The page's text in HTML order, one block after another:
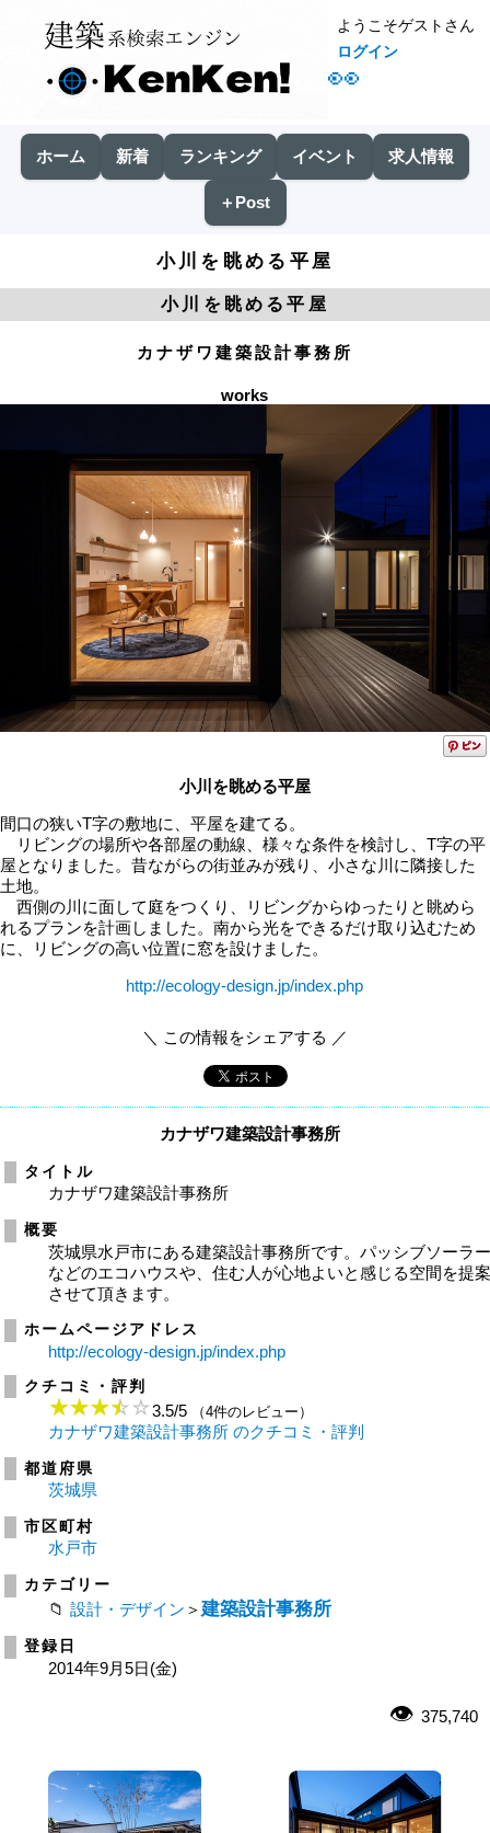
👀
ようこそゲストさん
ログイン
ホーム 新着 ランキング イベント 求人情報
＋Post
小川を眺める平屋
小川を眺める平屋
カナザワ建築設計事務所
works
小川を眺める平屋
間口の狭いT字の敷地に、平屋を建てる。
リビングの場所や各部屋の動線、様々な条件を検討し、T字の平
屋となりました。昔ながらの街並みが残り、小さな川に隣接した
土地。
西側の川に面して庭をつくり、リビングからゆったりと眺めら
れるプランを計画しました。南から光をできるだけ取り込むため
に、リビングの高い位置に窓を設けました。
http://ecology-design.jp/index.php
＼ この情報をシェアする ／
カナザワ建築設計事務所
タイトル
カナザワ建築設計事務所
概要
茨城県水戸市にある建築設計事務所です。パッシブソーラ
などのエコハウスや、住む人が心地よいと感じる空間を提
させて頂きます。
ホームページアドレス
http://ecology-design.jp/index.php
クチコミ・評判
3.5/5 （4件のレビュー）
カナザワ建築設計事務所 のクチコミ・評判
都道府県
茨城県
市区町村
水戸市
カテゴリー
設計・デザイン ＞ 建築設計事務所
登録日
2014年9月5日(金)
375,740